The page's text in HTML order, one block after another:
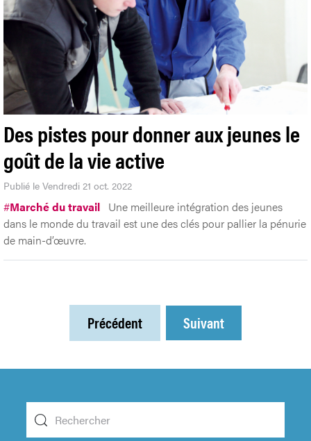
Des pistes pour donner aux jeunes le
goût de la vie active
Publié le Vendredi 21 oct. 2022
#Marché du travail Une meilleure intégration des jeunes
dans le monde du travail est une des clés pour pallier la pénurie
de main-d’œuvre.
Précédent Suivant